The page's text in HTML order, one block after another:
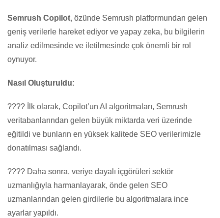
Semrush Copilot, özünde Semrush platformundan gelen
geniş verilerle hareket ediyor ve yapay zeka, bu bilgilerin
analiz edilmesinde ve iletilmesinde çok önemli bir rol
oynuyor.
Nasıl Oluşturuldu:
???? İlk olarak, Copilot’un AI algoritmaları, Semrush
veritabanlarından gelen büyük miktarda veri üzerinde
eğitildi ve bunların en yüksek kalitede SEO verilerimizle
donatılması sağlandı.
???? Daha sonra, veriye dayalı içgörüleri sektör
uzmanlığıyla harmanlayarak, önde gelen SEO
uzmanlarından gelen girdilerle bu algoritmalara ince
ayarlar yapıldı.